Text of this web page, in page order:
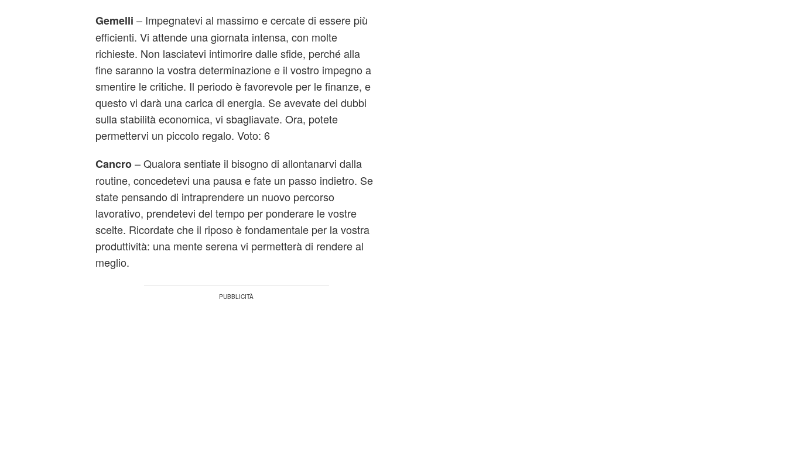
Gemelli – Impegnatevi al massimo e cercate di essere più
efficienti. Vi attende una giornata intensa, con molte
richieste. Non lasciatevi intimorire dalle sfide, perché alla
fine saranno la vostra determinazione e il vostro impegno a
smentire le critiche. Il periodo è favorevole per le finanze, e
questo vi darà una carica di energia. Se avevate dei dubbi
sulla stabilità economica, vi sbagliavate. Ora, potete
permettervi un piccolo regalo. Voto: 6
Cancro– Qualora sentiate il bisogno di allontanarvi dalla
routine, concedetevi una pausa e fate un passo indietro. Se
state pensando di intraprendere un nuovo percorso
lavorativo, prendetevi del tempo per ponderare le vostre
scelte. Ricordate che il riposo è fondamentale per la vostra
produttività: una mente serena vi permetterà di rendere al
meglio.